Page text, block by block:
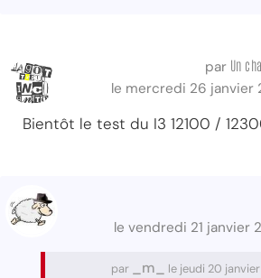
par Un
le mercredi 26 janvier
Bientôt le test du I3 12100 /
le vendredi 21 janvier
par _m_ le jeudi 20